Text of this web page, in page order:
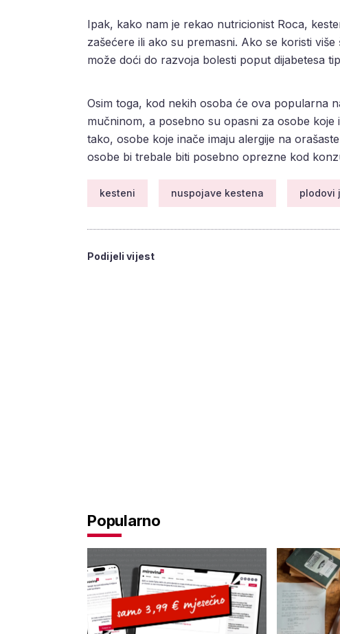
Ipak, kako nam je rekao nutricionist Roca,
zašećere ili ako su premasni. Ako se koristi
može doći do razvoja bolesti poput dijabetesa
Osim toga, kod nekih osoba će ova popularna
mučninom, a posebno su opasni za osobe
tako, osobe koje inače imaju alergije na
osobe bi trebale biti posebno oprezne kod
kesteni nuspojave kestena plodovi
Podijeli vijest
Popularno